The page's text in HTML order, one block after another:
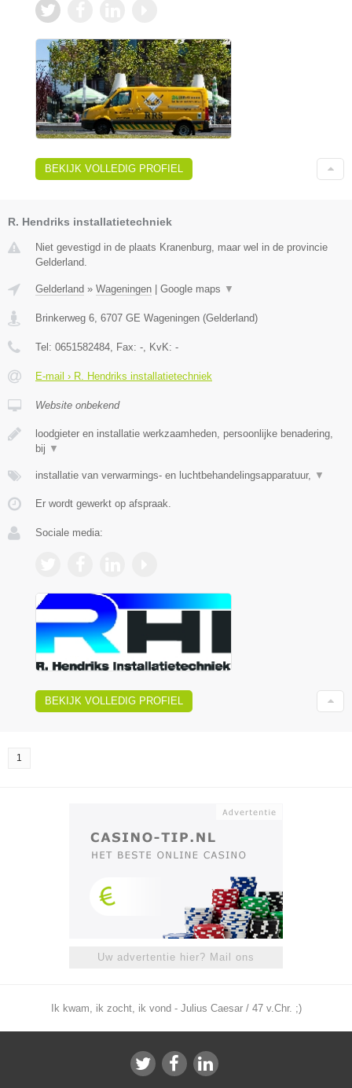
BEKIJK VOLLEDIG PROFIEL
R. Hendriks installatietechniek
Niet gevestigd in de plaats Kranenburg, maar wel in de provincie
Gelderland.
Gelderland » Wageningen Google maps ▼
Brinkerweg 6 6707 GE Wageningen (Gelderland)
Tel: 0651582484 , Fax: - , KvK: -
E-mail › R. Hendriks installatietechniek
Website onbekend
loodgieter en installatie werkzaamheden, persoonlijke benadering,
bij ▼
installatie van verwarmings- en luchtbehandelingsapparatuur, ▼
Er wordt gewerkt op afspraak.
Sociale media:
BEKIJK VOLLEDIG PROFIEL
1
Uw advertentie hier? Mail ons
Ik kwam, ik zocht, ik vond - Julius Caesar / 47 v.Chr. ;)